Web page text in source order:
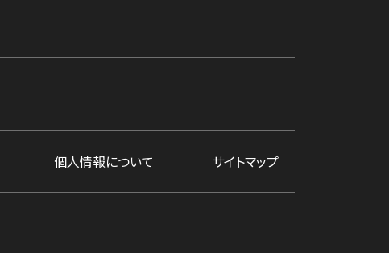
個人情報について サイトマップ